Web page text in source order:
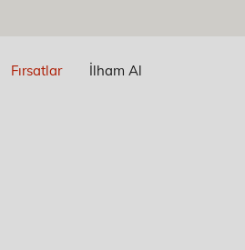
Fırsatlar İlham Al